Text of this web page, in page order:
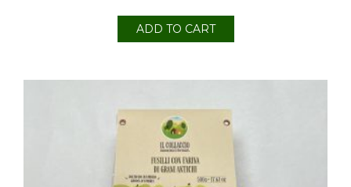
ADD TO CART